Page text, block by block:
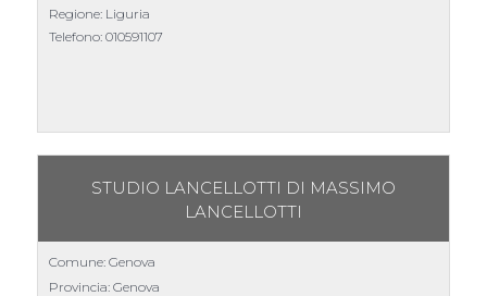
Regione: Liguria
Telefono: 010591107
STUDIO LANCELLOTTI DI MASSIMO
LANCELLOTTI
Comune: Genova
Provincia: Genova